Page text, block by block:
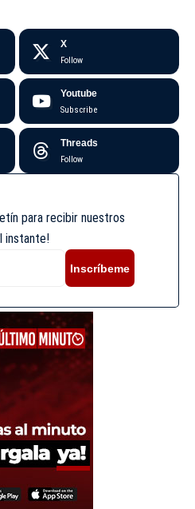
X
Follow
Youtube
Subscribe
Threads
Follow
para recibir nuestros
instante!
Inscríbeme